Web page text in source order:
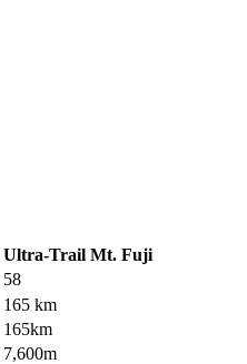
Ultra-Trail Mt. Fuji
58
165 km
165km
7,600m